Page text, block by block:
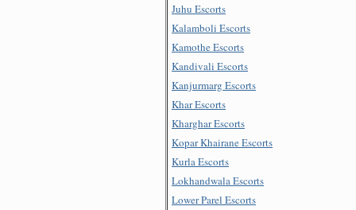
Juhu Escorts
Kalamboli Escorts
Kamothe Escorts
Kandivali Escorts
Kanjurmarg Escorts
Khar Escorts
Kharghar Escorts
Kopar Khairane Escorts
Kurla Escorts
Lokhandwala Escorts
Lower Parel Escorts